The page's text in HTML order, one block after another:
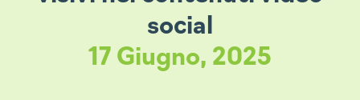
social
17 Giugno, 2025